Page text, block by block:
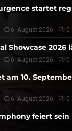
startet
6. August 2026 0
Showcase 2026
6. August 2026 0
am 10.
6. August 2026 0
feiert